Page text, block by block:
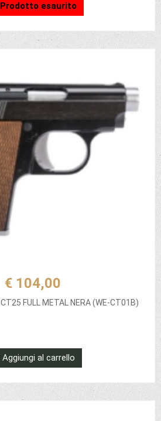
Prodotto esaurito
€ 104,00
FULL METAL NERA (WE-CT01B)
Aggiungi al carrello